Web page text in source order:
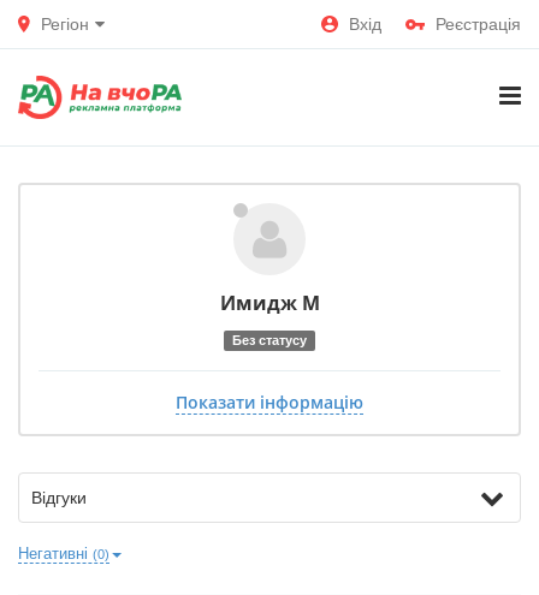
Регіон Вхід Реєстрація
Имидж М
Без статусу
Показати інформацію
Відгуки
Негативні (0)